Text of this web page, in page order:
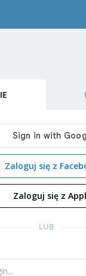
Zaloguj się z
Zaloguj się z
LUB